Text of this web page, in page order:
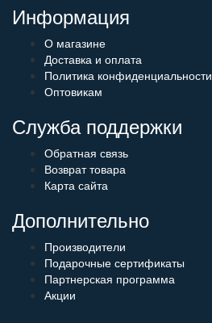
Информация
О магазине
Доставка и оплата
Политика конфиденциальности
Оптовикам
Служба поддержки
Обратная связь
Возврат товара
Карта сайта
Дополнительно
Производители
Подарочные сертификаты
Партнерская программа
Акции